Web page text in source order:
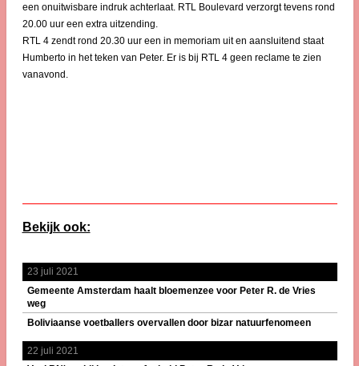
een onuitwisbare indruk achterlaat. RTL Boulevard verzorgt tevens rond
20.00 uur een extra uitzending.
RTL 4 zendt rond 20.30 uur een in memoriam uit en aansluitend staat
Humberto in het teken van Peter. Er is bij RTL 4 geen reclame te zien
vanavond.
Bekijk ook:
23 juli 2021
Gemeente Amsterdam haalt bloemenzee voor Peter R. de Vries
weg
Boliviaanse voetballers overvallen door bizar natuurfenomeen
22 juli 2021